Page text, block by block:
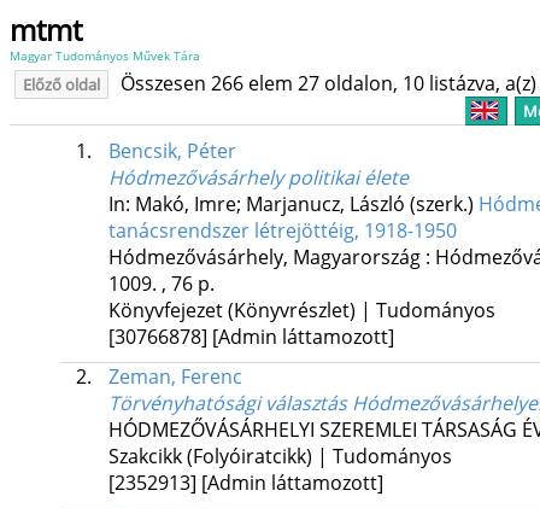
mtmt
Magyar Tudományos Művek Tára
Előző oldal Összesen 266 elem 27 oldalon, 10 listázva,
1.
Bencsik, Péter
Hódmezővásárhely politikai élete
In: Makó, Imre; Marjanucz, László (szerk.)
tanácsrendszer létrejöttéig, 1918-1950
Hódmezővásárhely, Magyarország :
1009. , 76 p.
Könyvfejezet (Könyvrészlet) | Tudományos
[30766878] [Admin láttamozott]
2.
Zeman, Ferenc
Törvényhatósági választás
HÓDMEZŐVÁSÁRHELYI SZEREMLEI TÁRSASÁG
Szakcikk (Folyóiratcikk) | Tudományos
[2352913] [Admin láttamozott]